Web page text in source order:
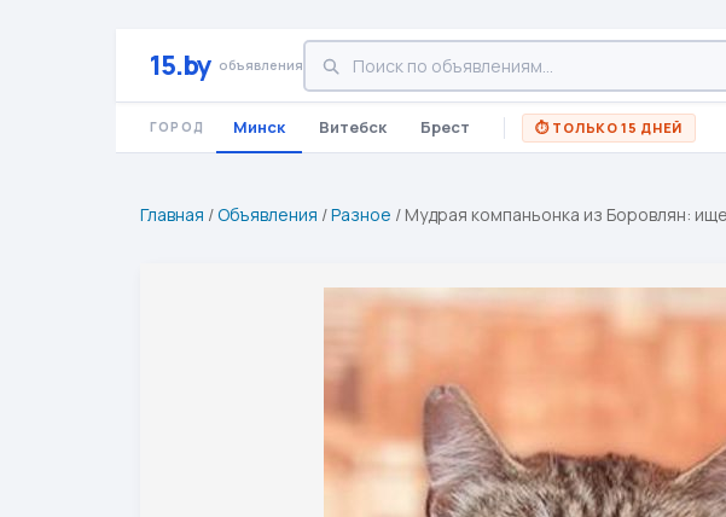
15.by объявления
ГОРОД Минск Витебск Брест ⏱ ТОЛЬКО 15 ДНЕЙ
Главная /Объявления /Разное / Мудрая компаньонка из Боровлян: